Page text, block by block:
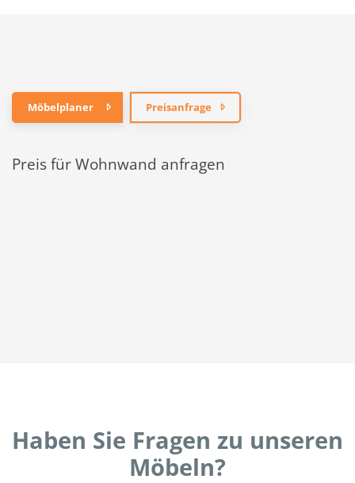
Möbelplaner Preisanfrage
Preis für Wohnwand anfragen
Haben Sie Fragen zu unseren
Möbeln?